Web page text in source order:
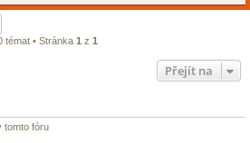
témat • Stránka 1 z 1
Přejít na
tomto fóru